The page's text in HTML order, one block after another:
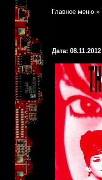
Главное меню »
Дата: 08.11.2012